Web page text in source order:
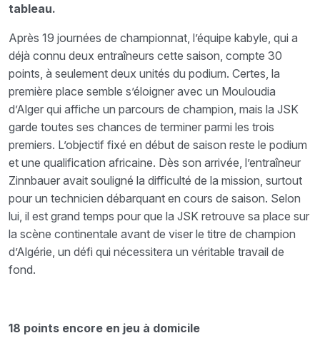
tableau.
Après 19 journées de championnat, l’équipe kabyle, qui a
déjà connu deux entraîneurs cette saison, compte 30
points, à seulement deux unités du podium. Certes, la
première place semble s’éloigner avec un Mouloudia
d’Alger qui affiche un parcours de champion, mais la JSK
garde toutes ses chances de terminer parmi les trois
premiers. L’objectif fixé en début de saison reste le podium
et une qualification africaine. Dès son arrivée, l’entraîneur
Zinnbauer avait souligné la difficulté de la mission, surtout
pour un technicien débarquant en cours de saison. Selon
lui, il est grand temps pour que la JSK retrouve sa place sur
la scène continentale avant de viser le titre de champion
d’Algérie, un défi qui nécessitera un véritable travail de
fond.
18 points encore en jeu à domicile